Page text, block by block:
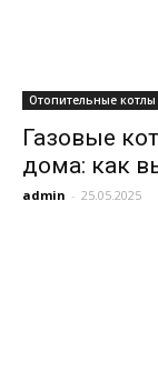
Отопительные котлы
Газовые
дома: как
admin - 25.05.2025